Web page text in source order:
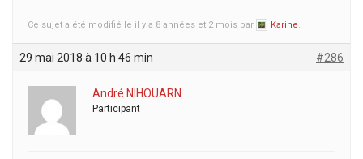
Ce sujet a été modifié le il y a 8 années et 2 mois par Karine.
29 mai 2018 à 10 h 46 min #286
André NIHOUARN
Participant